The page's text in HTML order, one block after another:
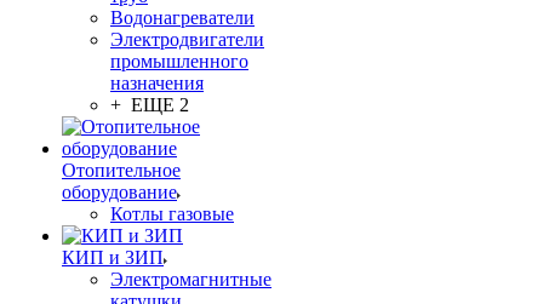
Водонагреватели
Электродвигатели
промышленного
назначения
+ ЕЩЕ 2
Отопительное
оборудование
Котлы газовые
КИП и ЗИП
Электромагнитные